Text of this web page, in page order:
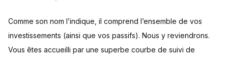
Comme son nom l’indique, il comprend l’ensemble de vos
investissements (ainsi que vos passifs). Nous y reviendrons.
Vous êtes accueilli par une superbe courbe de suivi de